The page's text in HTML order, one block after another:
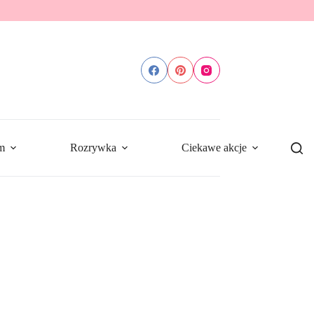
Rozrywka Ciekawe akcje